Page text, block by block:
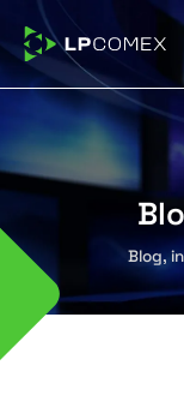
Blog,